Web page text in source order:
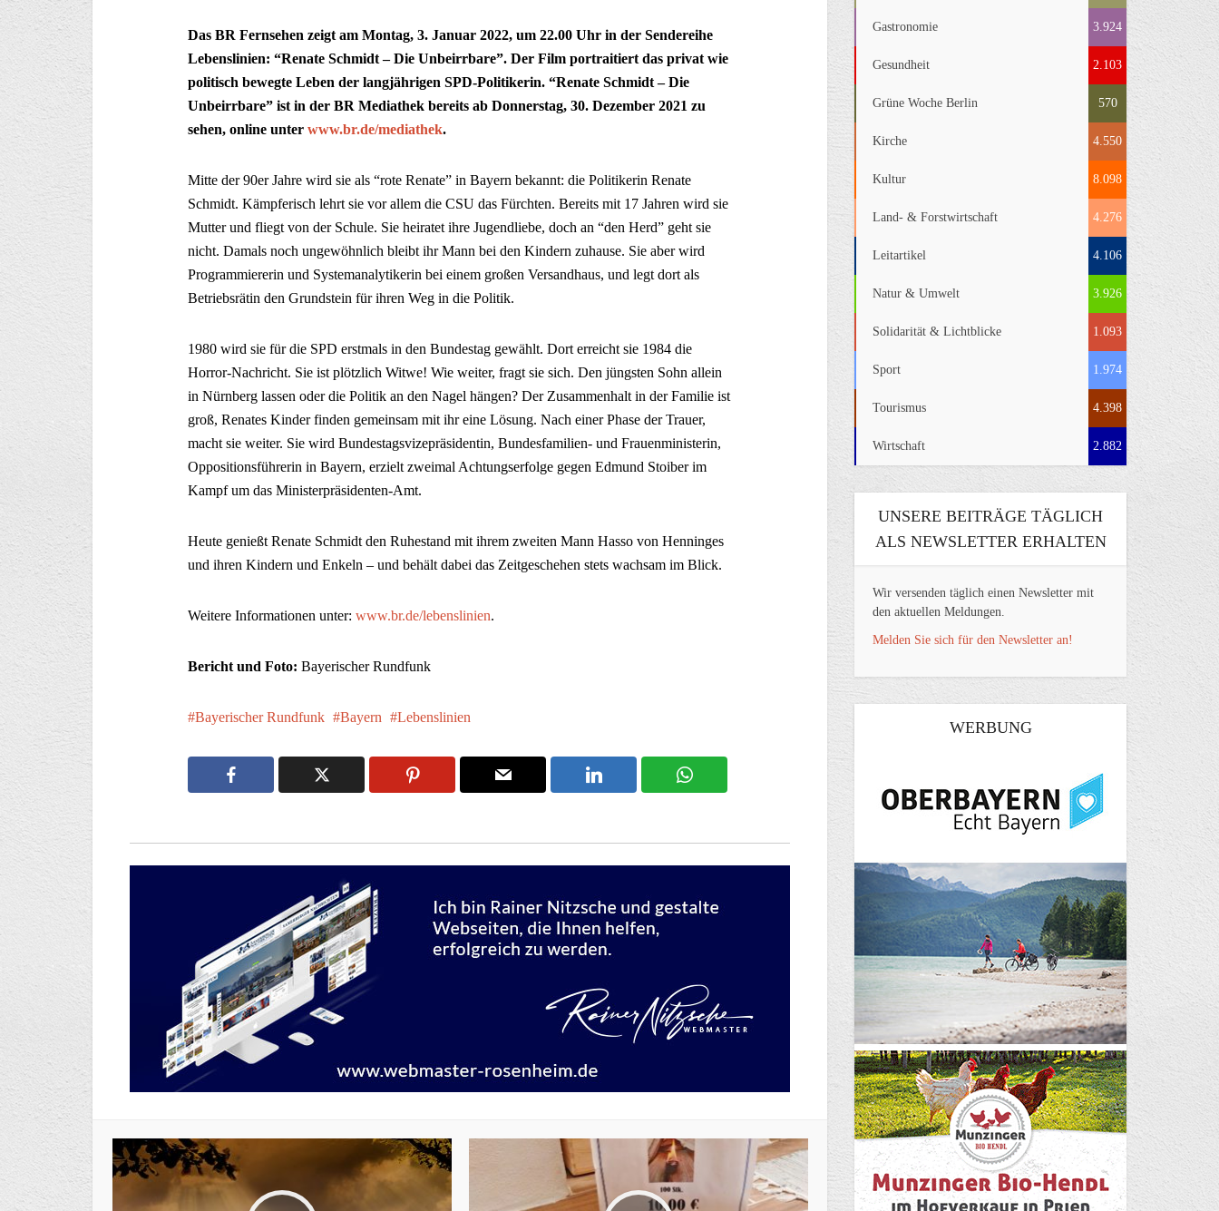
Das BR Fernsehen zeigt am Montag, 3. Januar 2022, um 22.00 Uhr in der Sendereihe
Lebenslinien: “Renate Schmidt – Die Unbeirrbare”. Der Film portraitiert das privat wie
politisch bewegte Leben der langjährigen SPD-Politikerin. “Renate Schmidt – Die
Unbeirrbare” ist in der BR Mediathek bereits ab Donnerstag, 30. Dezember 2021 zu
sehen, online unter www.br.de/mediathek.
Mitte der 90er Jahre wird sie als “rote Renate” in Bayern bekannt: die Politikerin Renate
Schmidt. Kämpferisch lehrt sie vor allem die CSU das Fürchten. Bereits mit 17 Jahren wird sie
Mutter und fliegt von der Schule. Sie heiratet ihre Jugendliebe, doch an “den Herd” geht sie
nicht. Damals noch ungewöhnlich bleibt ihr Mann bei den Kindern zuhause. Sie aber wird
Programmiererin und Systemanalytikerin bei einem großen Versandhaus, und legt dort als
Betriebsrätin den Grundstein für ihren Weg in die Politik.
1980 wird sie für die SPD erstmals in den Bundestag gewählt. Dort erreicht sie 1984 die
Horror-Nachricht. Sie ist plötzlich Witwe! Wie weiter, fragt sie sich. Den jüngsten Sohn allein
in Nürnberg lassen oder die Politik an den Nagel hängen? Der Zusammenhalt in der Familie ist
groß, Renates Kinder finden gemeinsam mit ihr eine Lösung. Nach einer Phase der Trauer,
macht sie weiter. Sie wird Bundestagsvizepräsidentin, Bundesfamilien- und Frauenministerin,
Oppositionsführerin in Bayern, erzielt zweimal Achtungserfolge gegen Edmund Stoiber im
Kampf um das Ministerpräsidenten-Amt.
Heute genießt Renate Schmidt den Ruhestand mit ihrem zweiten Mann Hasso von Henninges
und ihren Kindern und Enkeln – und behält dabei das Zeitgeschehen stets wachsam im Blick.
Weitere Informationen unter: www.br.de/lebenslinien.
Bericht und Foto: Bayerischer Rundfunk
Bayerischer Rundfunk Bayern Lebenslinien
Gastronomie 3.924
Gesundheit 2.103
Grüne Woche Berlin 570
Kirche 4.550
Kultur 8.098
Land- & Forstwirtschaft 4.276
Leitartikel 4.106
Natur & Umwelt 3.926
Solidarität & Lichtblicke 1.093
Sport 1.974
Tourismus 4.398
Wirtschaft 2.882
UNSERE BEITRÄGE TÄGLICH
ALS NEWSLETTER ERHALTEN
Wir versenden täglich einen Newsletter mit
den aktuellen Meldungen.
Melden Sie sich für den Newsletter an!
WERBUNG